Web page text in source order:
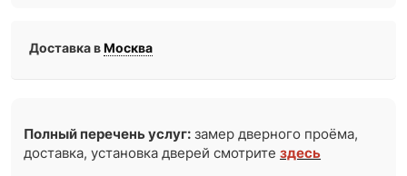
Доставка вМосква
Полный перечень услуг: замер дверного проёма,
доставка, установка дверей смотритездесь